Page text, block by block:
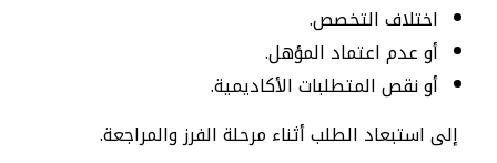
اختلاف التخصص.
أو عدم اعتماد المؤهل.
أو نقص المتطلبات الأكاديمية.
إلى استبعاد الطلب أثناء مرحلة الفرز والمراجعة.